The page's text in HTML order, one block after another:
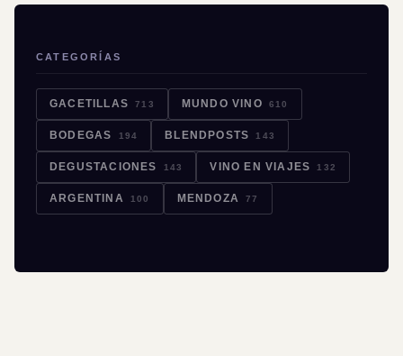
CATEGORÍAS
GACETILLAS 713 MUNDO VINO 610
BODEGAS 194 BLENDPOSTS 143
DEGUSTACIONES 143 VINO EN VIAJES 132
ARGENTINA 100 MENDOZA 77